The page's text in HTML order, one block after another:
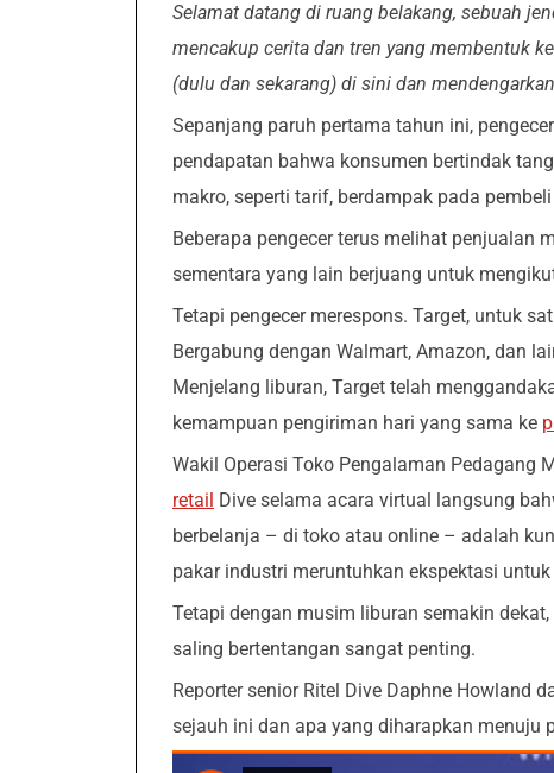
Selamat datang di ruang belakang, sebuah
mencakup cerita dan tren yang membentuk
(dulu dan sekarang) di sini dan
Sepanjang paruh pertama tahun ini,
pendapatan bahwa konsumen bertindak
makro, seperti tarif, berdampak pada
Beberapa pengecer terus melihat penjualan
sementara yang lain berjuang untuk
Tetapi pengecer merespons. Target, untuk
Bergabung dengan Walmart, Amazon, dan
Menjelang liburan, Target telah
kemampuan pengiriman hari yang sama ke
Wakil Operasi Toko Pengalaman Pedagang
retail Dive selama acara virtual langsung
berbelanja – di toko atau online – adalah
pakar industri meruntuhkan ekspektasi
Tetapi dengan musim liburan semakin
saling bertentangan sangat penting.
Reporter senior Ritel Dive Daphne Howland
sejauh ini dan apa yang diharapkan menuju